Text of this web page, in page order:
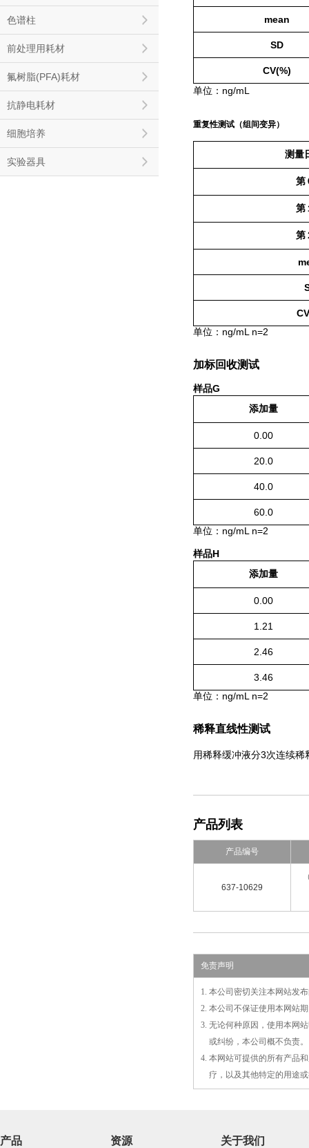
色谱柱
前处理用耗材
氟树脂(PFA)耗材
抗静电耗材
细胞培养
实验器具
mean
SD
CV(%)
单位：ng/mL
重复性测试（组间变异）
测量
第
第
第
单位：ng/mL n=2
加标回收测试
样品G
添加量
0.00
20.0
40.0
60.0
单位：ng/mL n=2
样品H
添加量
0.00
1.21
2.46
3.46
单位：ng/mL n=2
稀释直线性测试
用稀释缓冲液分3次连续
产品列表
产品编号
637-10629
免责声明
1. 本公司密切关注本网站发
2. 本公司不保证使用本网站
3. 无论何种原因，使用本网
或纠纷，本公司概不负责。
4. 本网站可提供的所有产品
疗，以及其他特定的用途
产品 资源 关于我们